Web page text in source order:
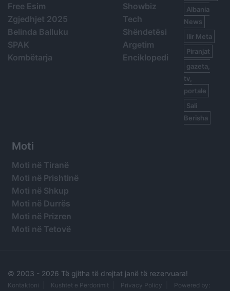
Free Esim
Zgjedhjet 2025
Belinda Balluku
SPAK
Kombëtarja
Showbiz
Tech
Shëndetësi
Argetim
Enciklopedi
Albania
News
Ilir Meta
Piranjat
gazeta,
tv,
portale
Sali
Berisha
Moti
Moti në Tiranë
Moti në Prishtinë
Moti në Shkup
Moti në Durrës
Moti në Prizren
Moti në Tetovë
© 2003 - 2026 Të gjitha të drejtat janë të rezervuara!
Kontaktoni Kushtet e Përdorimit Privacy Policy Powered by: